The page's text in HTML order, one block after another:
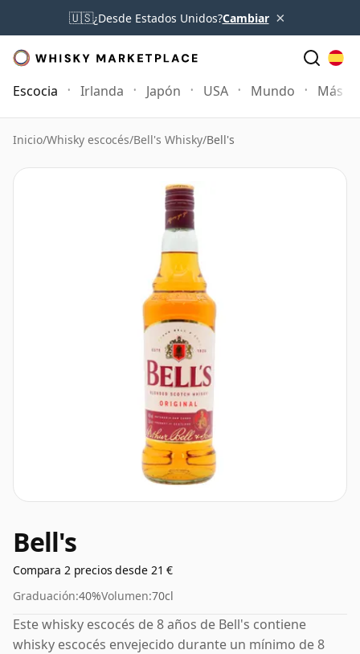
🇺🇸¿Desde Estados Unidos?Cambiar ×
Escocia Irlanda Japón USA Mundo Más
Inicio/Whisky escocés/Bell's Whisky/Bell's
Bell's
Compara 2 precios desde 21 €
Graduación:40%Volumen:70cl
Este whisky escocés de 8 años de Bell's contiene
whisky escocés envejecido durante un mínimo de 8